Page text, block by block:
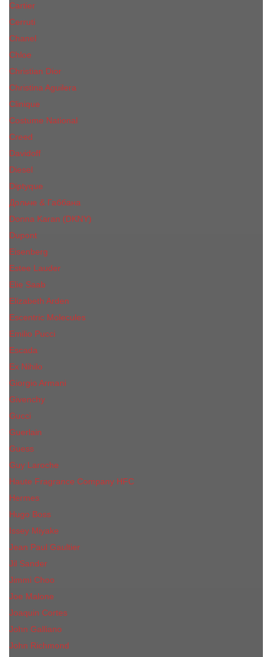
Cartier
Cerruti
Сhanеl
Chloe
Christian Dior
Christina Aguilera
Сliniquе
Costume National
Creed
Davidoff
Diesel
Diptyque
Дольче & Габбана
Donna Karan (DKNY)
Dupont
Eisenberg
Еsteе Lаudеr
Elie Saab
Elizabeth Arden
Escentric Molecules
Emilio Pucci
Escada
Ex Nihilo
Giorgio Armani
Givenchy
Gucci
Guerlain
Guess
Guy Laroche
Haute Fragrance Company HFC
Hermes
Hugo Boss
Issey Miyake
Jean Paul Gaultier
Jil Sander
Jimmi Choo
Jое Malоnе
Joaquin Cortes
John Galliano
John Richmond